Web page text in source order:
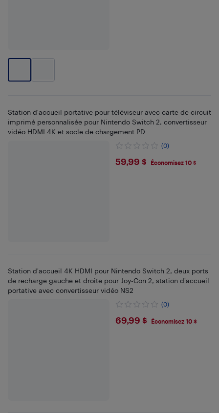
Station d'accueil portative pour téléviseur avec carte de circuit
imprimé personnalisée pour Nintendo Switch 2, convertisseur
vidéo HDMI 4K et socle de chargement PD
(0)
$59.99
59,99 $ Économisez 10 $
Station d'accueil 4K HDMI pour Nintendo Switch 2, deux ports
de recharge gauche et droite pour Joy-Con 2, station d'accueil
portative avec convertisseur vidéo NS2
(0)
$69.99
69,99 $ Économisez 10 $